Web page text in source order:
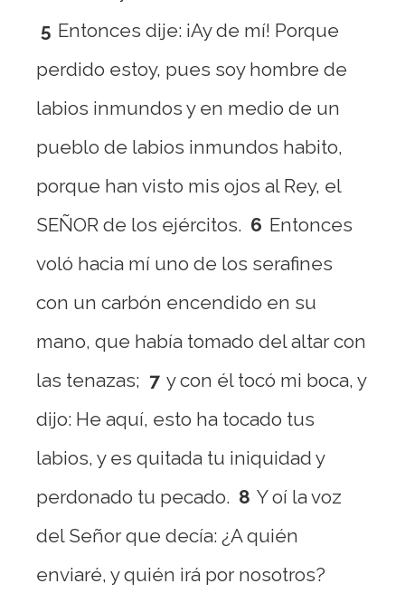
5 Entonces dije: ¡Ay de mí! Porque
perdido estoy, pues soy hombre de
labios inmundos y en medio de un
pueblo de labios inmundos habito,
porque han visto mis ojos al Rey, el
SEÑOR de los ejércitos. 6 Entonces
voló hacia mí uno de los serafines
con un carbón encendido en su
mano, que había tomado del altar con
las tenazas; 7 y con él tocó mi boca, y
dijo: He aquí, esto ha tocado tus
labios, y es quitada tu iniquidad y
perdonado tu pecado. 8 Y oí la voz
del Señor que decía: ¿A quién
enviaré, y quién irá por nosotros?